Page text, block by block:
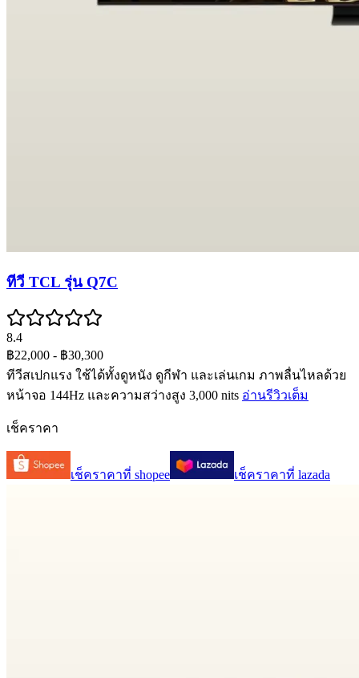
ทีวี TCL รุ่น Q7C
8.4
฿22,000 - ฿30,300
ทีวีสเปกแรง ใช้ได้ทั้งดูหนัง ดูกีฬา และเล่นเกม ภาพลื่นไหลด้วย
หน้าจอ 144Hz และความสว่างสูง 3,000 nits อ่านรีวิวเต็ม
เช็คราคา
เช็คราคาที่ shopee เช็คราคาที่ lazada